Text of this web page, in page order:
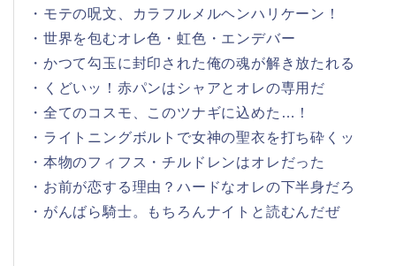
・モテの呪文、カラフルメルヘンハリケーン！
・世界を包むオレ色・虹色・エンデバー
・かつて勾玉に封印された俺の魂が解き放たれる
・くどいッ！赤パンはシャアとオレの専用だ
・全てのコスモ、このツナギに込めた…！
・ライトニングボルトで女神の聖衣を打ち砕くッ
・本物のフィフス・チルドレンはオレだった
・お前が恋する理由？ハードなオレの下半身だろ
・がんばら騎士。もちろんナイトと読むんだぜ